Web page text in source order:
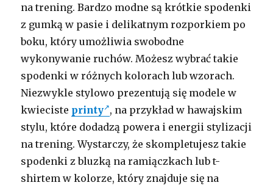
na trening. Bardzo modne są krótkie spodenki
z gumką w pasie i delikatnym rozporkiem po
boku, który umożliwia swobodne
wykonywanie ruchów. Możesz wybrać takie
spodenki w różnych kolorach lub wzorach.
Niezwykle stylowo prezentują się modele w
kwieciste printy , na przykład w hawajskim
stylu, które dodadzą powera i energii stylizacji
na trening. Wystarczy, że skompletujesz takie
spodenki z bluzką na ramiączkach lub t-
shirtem w kolorze, który znajduje się na